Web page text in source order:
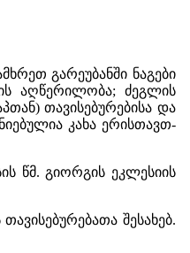
გარეუბანში ნაგები
აღწერილობა; ძეგლის
თავისებურებისა და
კახა ერისთავთ-
წმ. გიორგის ეკლესიის
შესახებ.